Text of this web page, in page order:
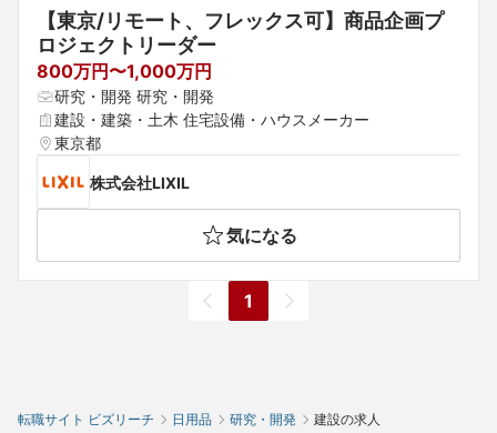
【東京/リモート、フレックス可】商品企画プ
ロジェクトリーダー
800万円〜1,000万円
研究・開発 研究・開発
建設・建築・土木 住宅設備・ハウスメーカー
東京都
株式会社LIXIL
気になる
1
転職サイト ビズリーチ 日用品 研究・開発 建設の求人